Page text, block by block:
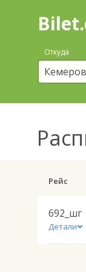
Поиск
покупка
билетов
автобус
онлайн
Откуда
Рейс
692_шг
Детали